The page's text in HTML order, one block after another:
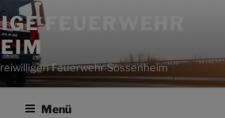
FEUERWEHR
Feuerwehr Sossenheim
Menü